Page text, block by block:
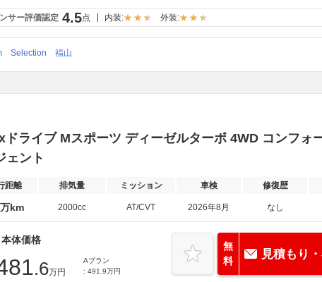
サー評価認定 4.5点 内装: 外装:
Selection 福山
ライブ Mスポーツ ディーゼルターボ 4WD コンフォ
ント
距離 排気量 ミッション 車検 修復歴
km 2000cc AT/CVT 2026年8月 なし
本体価格
.6万円
Aプラン
: 491.9万円
無
料
見積もり